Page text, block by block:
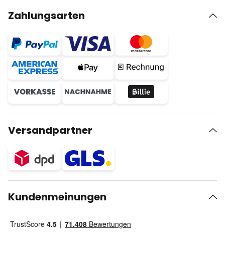
Zahlungsarten
Versandpartner
Kundenmeinungen